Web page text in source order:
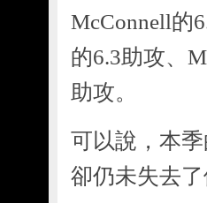
McConnell的
的6.3助攻、
助攻。
可以說，本
卻仍未失去